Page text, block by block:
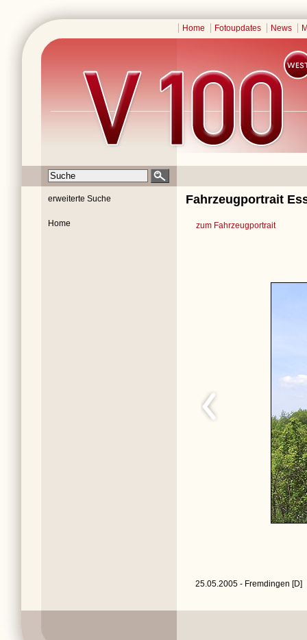
Home Fotoupdates News
erweiterte Suche
Home
Fahrzeugportrait
zum Fahrzeugportrait
25.05.2005 - Fremdingen [D]